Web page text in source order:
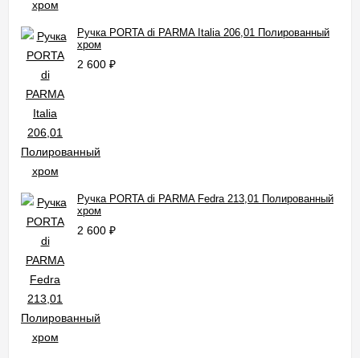
Ручка PORTA di PARMA Italia 206,01 Полированный
хром
2 600 ₽
Ручка PORTA di PARMA Fedra 213,01 Полированный
хром
2 600 ₽